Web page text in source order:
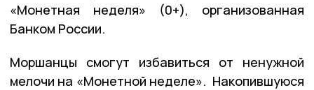
«Монетная неделя» (0+), организованная
Банком России.
Моршанцы смогут избавиться от ненужной
мелочи на «Монетной неделе». Накопившуюся